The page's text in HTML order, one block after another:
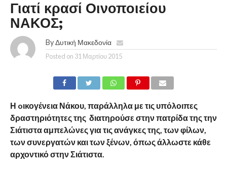
Γιατί κρασί Οινοποιείου
ΝΑΚΟΣ;
By Δυτική Μακεδονία
Posted on 31 Μαρτίου 2015
Η oικογένεια Νάκου, παράλληλα με τις υπόλοιπες
δραστηριότητες της διατηρούσε στην πατρίδα της την
Σιάτιστα αμπελώνες για τις ανάγκες της, των φίλων,
των συνεργατών και των ξένων, όπως άλλωστε κάθε
αρχοντικό στην Σιάτιστα.